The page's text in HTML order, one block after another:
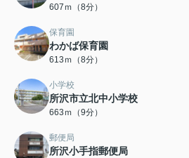
607ｍ（8分）
保育園
わかば保育園
613ｍ（8分）
小学校
所沢市立北中小学校
663ｍ（9分）
郵便局
所沢小手指郵便局